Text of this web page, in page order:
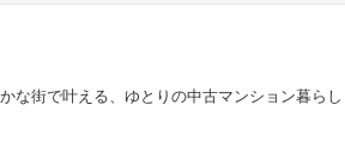
な街で叶える、ゆとりの中古マンション暮らし